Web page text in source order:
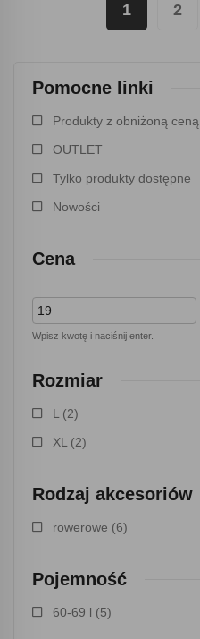
Pomocne linki
Produkty z obniżoną ceną
OUTLET
Tylko produkty dostępne
Nowości
Cena
Wpisz kwotę i naciśnij enter.
Rozmiar
L (2)
XL (2)
Rodzaj akcesoriów
rowerowe (6)
Pojemność
60-69 l (5)
1 2